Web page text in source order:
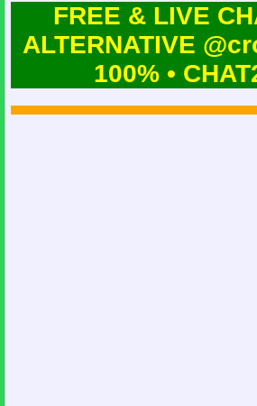
FREE & LIVE
ALTERNATIVE
100% •